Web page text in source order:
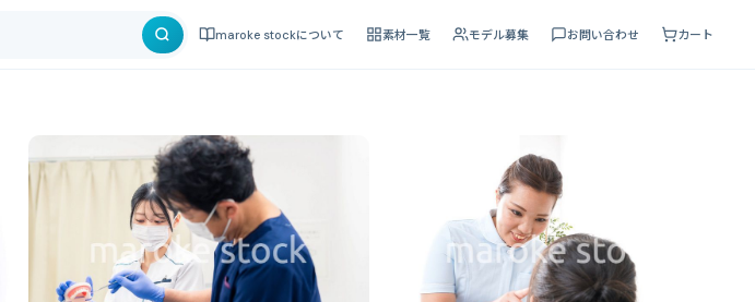
maroke stockについて 素材一覧 モデル募集 お問い合わせ カート